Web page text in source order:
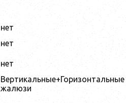
нет
нет
нет
Вертикальные+Горизонтальные
жалюзи